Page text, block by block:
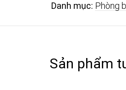
Danh mục: Phòng
Sản phẩm